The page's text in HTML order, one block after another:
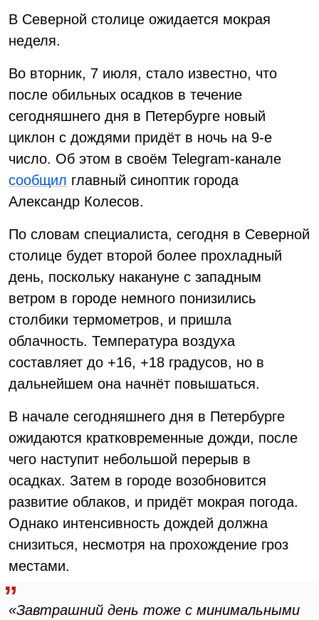
В Северной столице ожидается мокрая
неделя.
Во вторник, 7 июля, стало известно, что
после обильных осадков в течение
сегодняшнего дня в Петербурге новый
циклон с дождями придёт в ночь на 9-е
число. Об этом в своём Telegram-канале
сообщил главный синоптик города
Александр Колесов.
По словам специалиста, сегодня в Северной
столице будет второй более прохладный
день, поскольку накануне с западным
ветром в городе немного понизились
столбики термометров, и пришла
облачность. Температура воздуха
составляет до +16, +18 градусов, но в
дальнейшем она начнёт повышаться.
В начале сегодняшнего дня в Петербурге
ожидаются кратковременные дожди, после
чего наступит небольшой перерыв в
осадках. Затем в городе возобновится
развитие облаков, и придёт мокрая погода.
Однако интенсивность дождей должна
снизиться, несмотря на прохождение гроз
местами.
«Завтрашний день тоже с минимальными